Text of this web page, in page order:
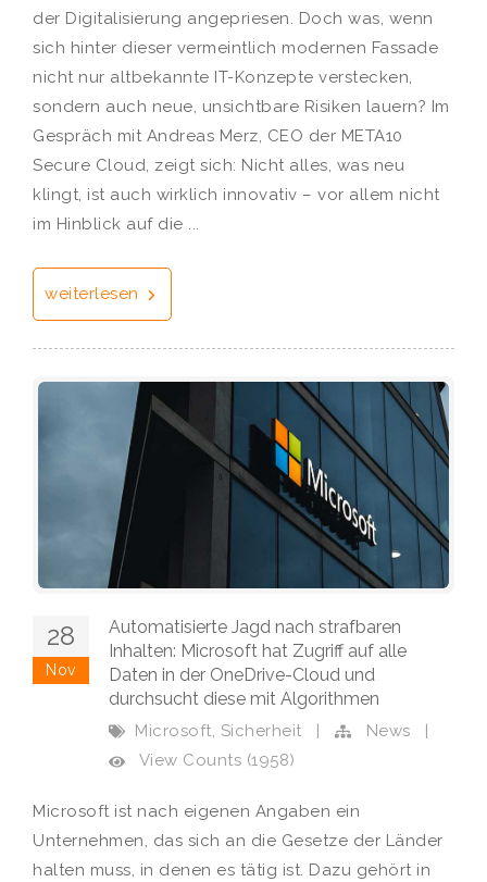
der Digitalisierung angepriesen. Doch was, wenn
sich hinter dieser vermeintlich modernen Fassade
nicht nur altbekannte IT-Konzepte verstecken,
sondern auch neue, unsichtbare Risiken lauern? Im
Gespräch mit Andreas Merz, CEO der META10
Secure Cloud, zeigt sich: Nicht alles, was neu
klingt, ist auch wirklich innovativ – vor allem nicht
im Hinblick auf die ...
weiterlesen
28
Nov
Automatisierte Jagd nach strafbaren
Inhalten: Microsoft hat Zugriff auf alle
Daten in der OneDrive-Cloud und
durchsucht diese mit Algorithmen
Microsoft Sicherheit | News
|
View Counts (1958)
Microsoft ist nach eigenen Angaben ein
Unternehmen, das sich an die Gesetze der Länder
halten muss, in denen es tätig ist. Dazu gehört in